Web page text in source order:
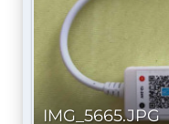
IMG_5665.JPG